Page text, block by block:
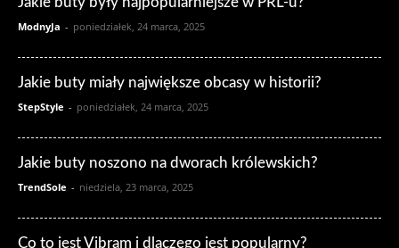
ModnyJa - poniedziałek, 24 marca, 2025
Jakie buty miały największe obcasy w historii?
StepStyle - poniedziałek, 24 marca, 2025
Jakie buty noszono na dworach królewskich?
TrendSole - niedziela, 23 marca, 2025
Co to jest Vibram i dlaczego jest popularny?